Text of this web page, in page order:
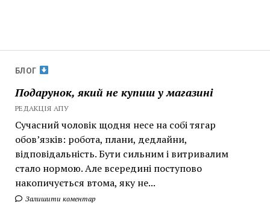
БЛОГ
Подарунок, який не купиш у магазині
РЕДАКЦІЯ АПУ
Сучасний чоловік щодня несе на собі тягар
обов’язків: робота, плани, дедлайни,
відповідальність. Бути сильним і витривалим
стало нормою. Але всередині поступово
накопичується втома, яку не...
Залишити коментар